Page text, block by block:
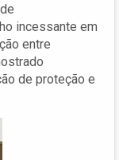
incessante em
entre
de proteção e